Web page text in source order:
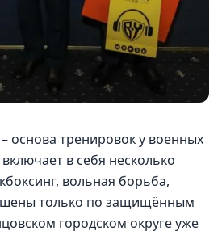
основа тренировок у военных
в себя несколько
вольная борьба,
только по защищённым
городском округе уже